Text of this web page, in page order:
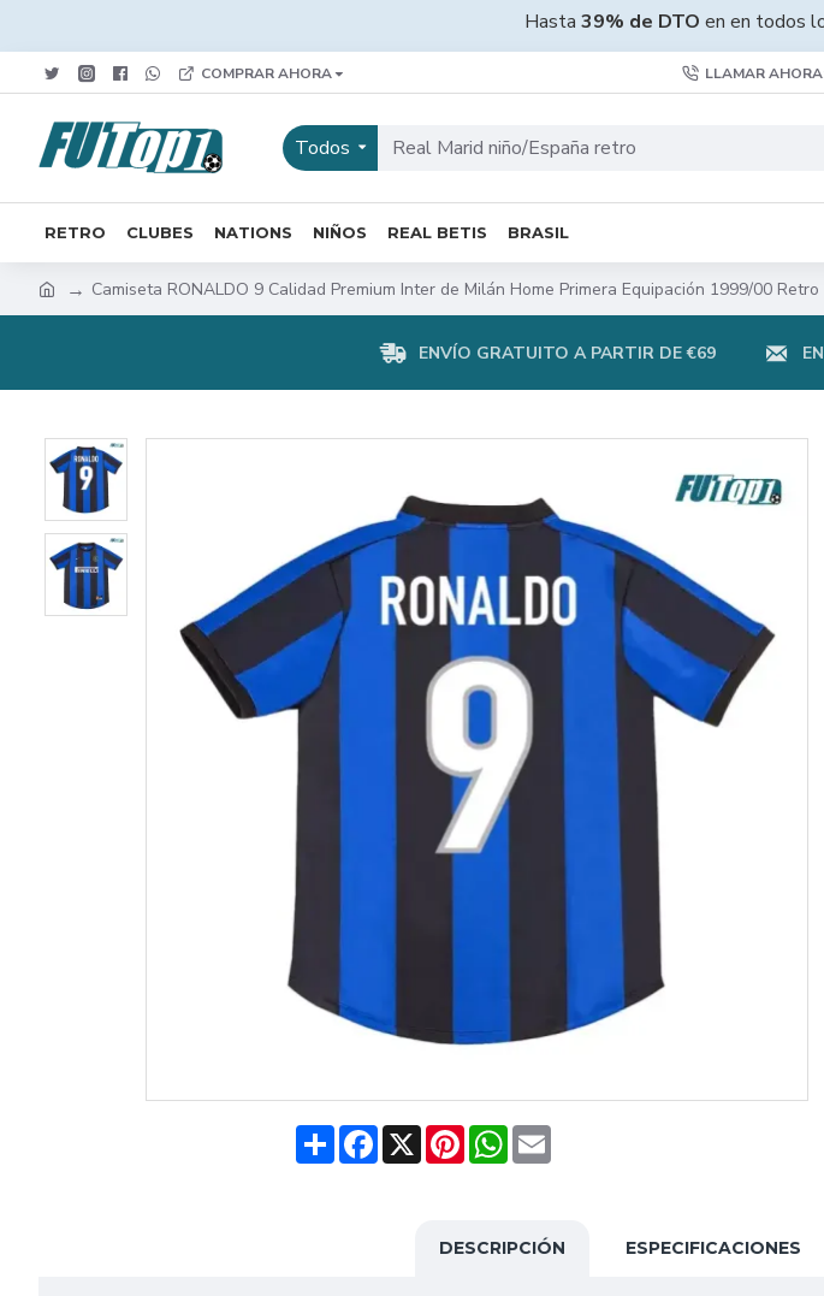
Hasta 39% de DTO en en todos
COMPRAR AHORA LLAMAR
Todos
RETRO CLUBES NATIONS NIÑOS REAL BETIS BRASIL
Camiseta RONALDO 9 Calidad Premium Inter de Milán Home Primera Equipación 1999/00 Retro
ENVÍO GRATUITO A PARTIR DE €69
ShareFacebook
X PinterestWhatsApp
Email
DESCRIPCIÓN ESPECIFICACIONES